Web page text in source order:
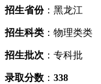
招生省份：黑龙江
招生科类 ：物理类类
招生批次 ：专科批
录取分数 ： 338